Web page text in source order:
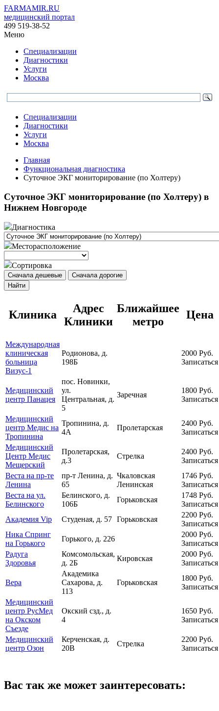
FARMAMIR.RU
медицинский портал
499 519-38-52
Меню
Специализации
Диагностики
Услуги
Москва
Специализации
Диагностики
Услуги
Москва
Главная
Функциональная диагностика
Суточное ЭКГ мониторирование (по Холтеру)
Суточное ЭКГ мониторирование (по Холтеру) в
Нижнем Новгороде
Диагностика
Месторасположение
Сортировка
Сначала дешевые
Сначала дорогие
Найти
Клиника
Адрес
Клиники
Ближайшее
метро
Цена
Международная
клиническая
больница
Визус-1
Родионова, д.
198Б
2000 Руб.
Записаться
Медицинский
центр Панацея
пос. Новинки,
ул.
Центральная, д.
5
Заречная
1800 Руб.
Записаться
Медицинский
центр Медис на
Тропинина
Тропинина, д.
4А
Пролетарская
2400 Руб.
Записаться
Медицинский
Центр Медис
Мещерский
Пролетарская,
д.3
Стрелка
2400 Руб.
Записаться
Веста на пр-те
Ленина
пр-т Ленина, д.
65
Чкаловская
Ленинская
1746 Руб.
Записаться
Веста на ул.
Белинского
Белинского, д.
106Б
Горьковская
1748 Руб.
Записаться
Академия Vip
Студеная, д. 57 Горьковская
2200 Руб.
Записаться
Ника Спринг
на Горького
Горького, д. 226
2000 Руб.
Записаться
Радуга
Здоровья
Комсомольская,
д. 2Б
Кировская
2000 Руб.
Записаться
Вера
Академика
Сахарова, д.
113
Горьковская
1800 Руб.
Записаться
Медицинский
центр РусМед
на Окском
Съезде
Окский сзд., д.
4
1650 Руб.
Записаться
Медицинский
центр Озон
Керченская, д.
20В
Стрелка
2200 Руб.
Записаться
Вас так же может заинтересовать: